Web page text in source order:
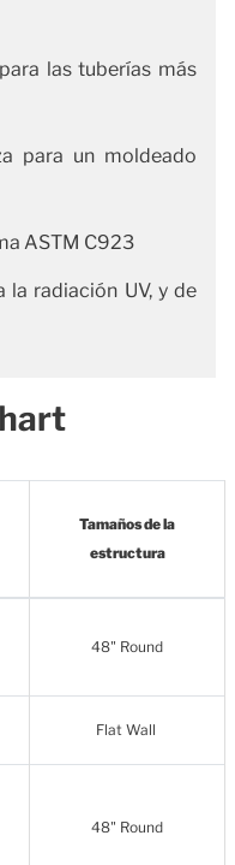
las tuberías más
para un moldeado
ASTM C923
la radiación UV, y de
Tamaños de la
estructura
48" Round
Flat Wall
48" Round